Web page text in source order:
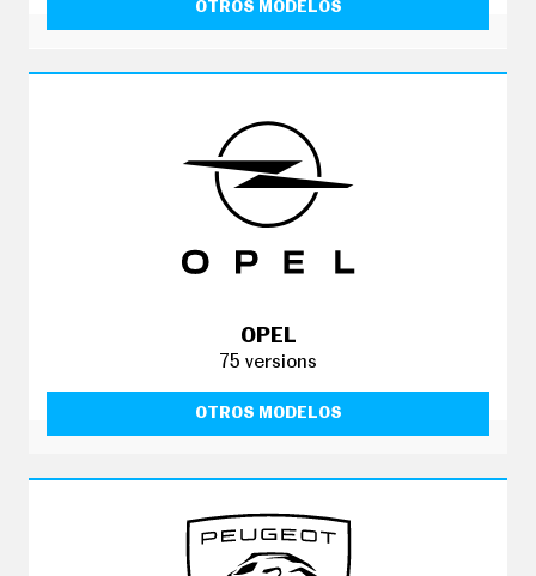
OTROS MODELOS
OPEL
75 versions
OTROS MODELOS